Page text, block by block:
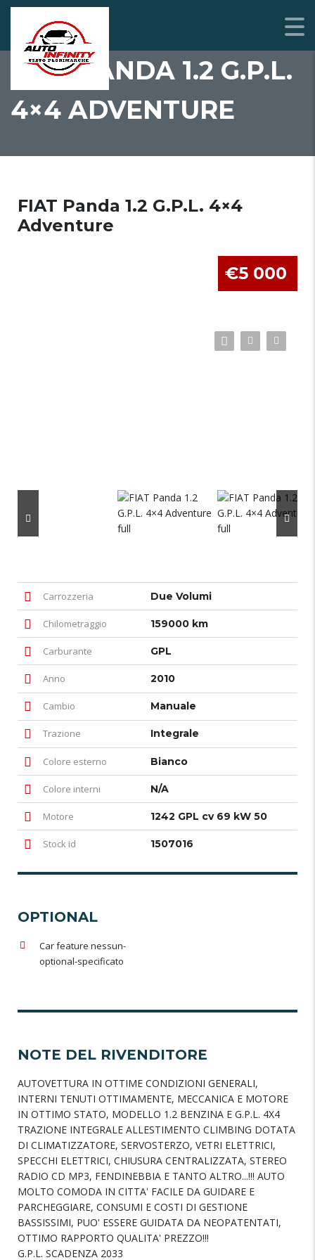
FIAT PANDA 1.2 G.P.L.
4×4 ADVENTURE
FIAT Panda 1.2 G.P.L. 4×4
Adventure
€5 000
Carrozzeria Due Volumi
Chilometraggio 159000 km
Carburante GPL
Anno 2010
Cambio Manuale
Trazione Integrale
Colore esterno Bianco
Colore interni N/A
Motore 1242 GPL cv 69 kW 50
Stock id 1507016
OPTIONAL
Car feature nessun-
optional-specificato
NOTE DEL RIVENDITORE
AUTOVETTURA IN OTTIME CONDIZIONI GENERALI,
INTERNI TENUTI OTTIMAMENTE, MECCANICA E MOTORE
IN OTTIMO STATO, MODELLO 1.2 BENZINA E G.P.L. 4X4
TRAZIONE INTEGRALE ALLESTIMENTO CLIMBING DOTATA
DI CLIMATIZZATORE, SERVOSTERZO, VETRI ELETTRICI,
SPECCHI ELETTRICI, CHIUSURA CENTRALIZZATA, STEREO
RADIO CD MP3, FENDINEBBIA E TANTO ALTRO...!!! AUTO
MOLTO COMODA IN CITTA' FACILE DA GUIDARE E
PARCHEGGIARE, CONSUMI E COSTI DI GESTIONE
BASSISSIMI, PUO' ESSERE GUIDATA DA NEOPATENTATI,
OTTIMO RAPPORTO QUALITA' PREZZO!!!
G.P.L. SCADENZA 2033